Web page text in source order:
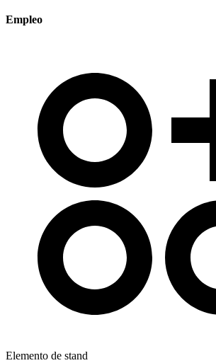
Empleo
Elemento de stand